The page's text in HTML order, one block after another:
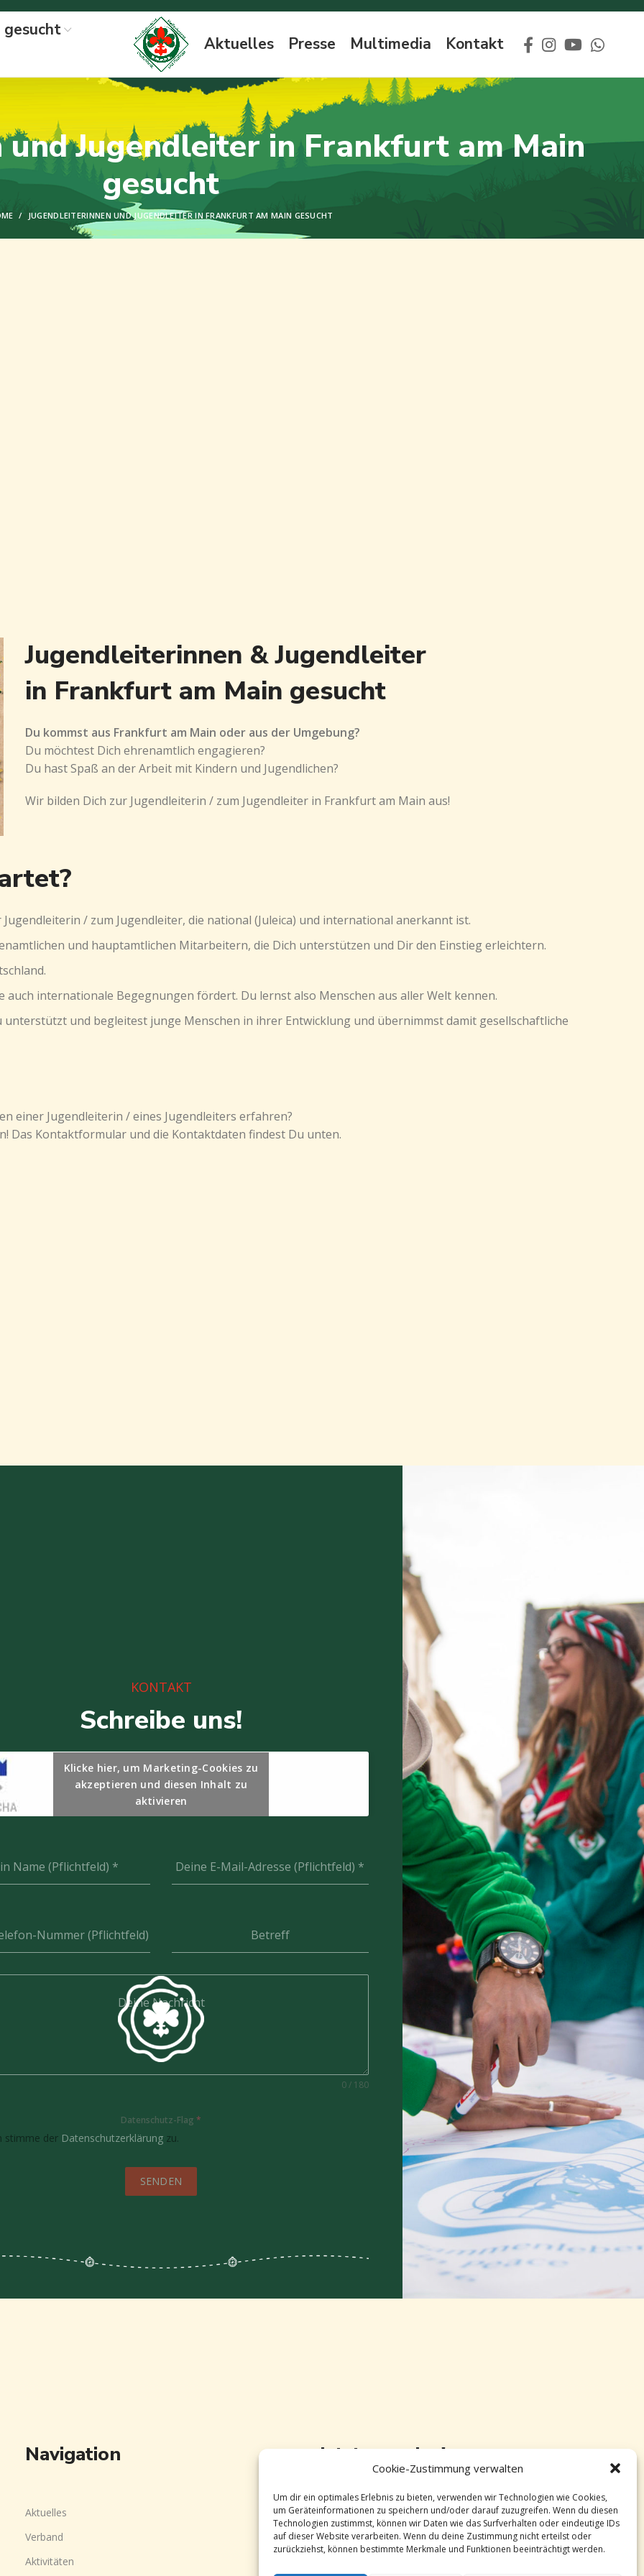
Cookie-Zustimmung verwalten
Um dir ein optimales Erlebnis zu bieten, verwenden wir Technologien wie Cookies,
um Geräteinformationen zu speichern und/oder darauf zuzugreifen. Wenn du diesen
Technologien zustimmst, können wir Daten wie das Surfverhalten oder eindeutige IDs
auf dieser Website verarbeiten. Wenn du deine Zustimmung nicht erteilst oder
zurückziehst, können bestimmte Merkmale und Funktionen beeinträchtigt werden.
Aktuelles Presse Multimedia Kontakt
Jugendleiter in Frankfurt am Main
gesucht
JUGENDLEITERINNEN UND JUGENDLEITER IN FRANKFURT AM MAIN GESUCHT
Jugendleiterinnen & Jugendleiter
in Frankfurt am Main gesucht
Du kommst aus Frankfurt am Main oder aus der Umgebung?
Du möchtest Dich ehrenamtlich engagieren?
Du hast Spaß an der Arbeit mit Kindern und Jugendlichen?
Wir bilden Dich zur Jugendleiterin / zum Jugendleiter in Frankfurt am Main aus!
/ zum Jugendleiter, die national (Juleica) und international anerkannt ist.
und hauptamtlichen Mitarbeitern, die Dich unterstützen und Dir den Einstieg erleichtern.
auch internationale Begegnungen fördert. Du lernst also Menschen aus aller Welt kennen.
und begleitest junge Menschen in ihrer Entwicklung und übernimmst damit gesellschaftliche
einer Jugendleiterin / eines Jugendleiters erfahren?
Das Kontaktformular und die Kontaktdaten findest Du unten.
KONTAKT
Schreibe uns!
Klicke hier, um Marketing-Cookies zu
akzeptieren und diesen Inhalt zu
aktivieren
Name (Pflichtfeld) * Deine E-Mail-Adresse (Pflichtfeld) *
Nummer (Pflichtfeld) Betreff
Deine Nachricht
0 / 180
Datenschutz-Flag *
stimme der Datenschutzerklärung zu.
SENDEN
Navigation
Aktuelles
Verband
Aktivitäten
Jetzt spenden!
Mit einer Spende unterstützen Sie den Bund
Muslimischer Pfadfinderinnen und Pfadfinder
Deutschlands bundesweit. Damit ermöglichen Sie
uns, den Kindern und Jugendlichen, die benötigte